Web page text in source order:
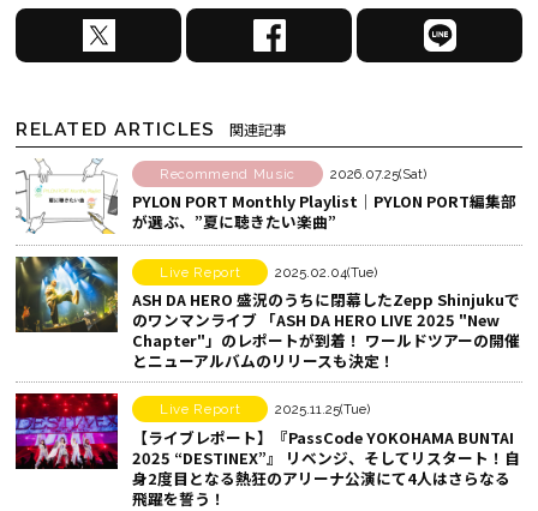
X
で
ア
す
る
F
a
b
o
o
で
シ
ェ
ア
す
る
L
I
シ
ェ
る
RELATED ARTICLES 関連記事
Recommend Music 2026.07.25(Sat)
PYLON PORT Monthly Playlist│PYLON PORT編集部
が選ぶ、”夏に聴きたい楽曲”
Live Report 2025.02.04(Tue)
ASH DA HERO 盛況のうちに閉幕したZepp Shinjukuで
のワンマンライブ 「ASH DA HERO LIVE 2025 "New
Chapter"」のレポートが到着！ ワールドツアーの開催
とニューアルバムのリリースも決定！
Live Report 2025.11.25(Tue)
【ライブレポート】『PassCode YOKOHAMA BUNTAI
2025 “DESTINEX”』 リベンジ、そしてリスタート！自
身2度目となる熱狂のアリーナ公演にて4人はさらなる
飛躍を誓う！